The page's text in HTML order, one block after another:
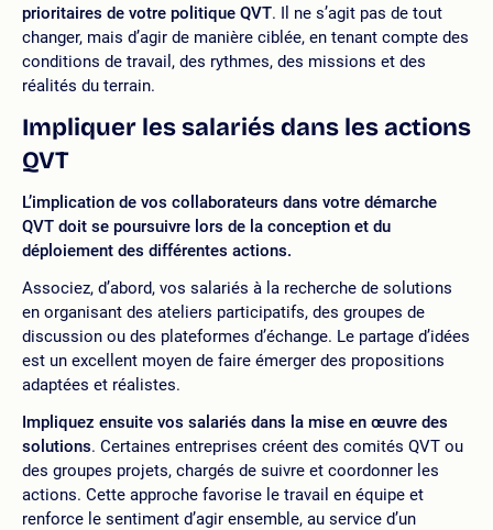
prioritaires de votre politique QVT. Il ne s’agit pas de tout
changer, mais d’agir de manière ciblée, en tenant compte des
conditions de travail, des rythmes, des missions et des
réalités du terrain.
Impliquer les salariés dans les actions
QVT
L’implication de vos collaborateurs dans votre démarche
QVT doit se poursuivre lors de la conception et du
déploiement des différentes actions.
Associez, d’abord, vos salariés à la recherche de solutions
en organisant des ateliers participatifs, des groupes de
discussion ou des plateformes d’échange. Le partage d’idées
est un excellent moyen de faire émerger des propositions
adaptées et réalistes.
Impliquez ensuite vos salariés dans la mise en œuvre des
solutions. Certaines entreprises créent des comités QVT ou
des groupes projets, chargés de suivre et coordonner les
actions. Cette approche favorise le travail en équipe et
renforce le sentiment d’agir ensemble, au service d’un